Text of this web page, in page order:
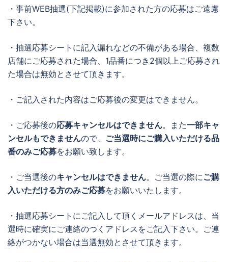
・事前WEB抽選(下記掲載)に参加された方の応募はご遠慮
下さい。
・抽選応募シートに記入漏れなどの不備がある場合、複数
店舗にご応募された場合、1品番につき2個以上ご応募され
た場合は無効とさせて頂きます。
・ご記入された内容はご応募後の変更はできません。
・ご応募後の応募キャンセルはできません。また一部キャ
ンセルもできませんので、 ご当選時にご購入いただける品
番のみご応募をお願い致します。
・ご当選後のキャンセルはできません。ご当選の際にご購
入いただける方のみご応募をお願いいたします。
・抽選応募シートにご記入して頂くメールアドレスは、当
選時に確実にご連絡のつくアドレスをご記入下さい。ご連
絡がつかない場合は当選無効とさせて頂きます。